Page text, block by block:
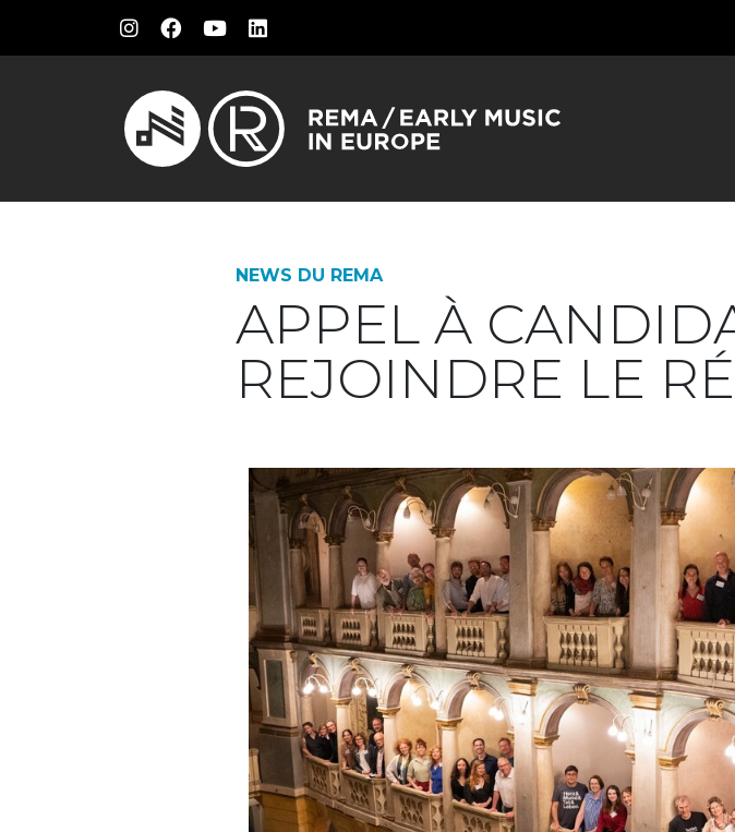
NEWS DU REMA
APPEL À
REJOINDRE LE